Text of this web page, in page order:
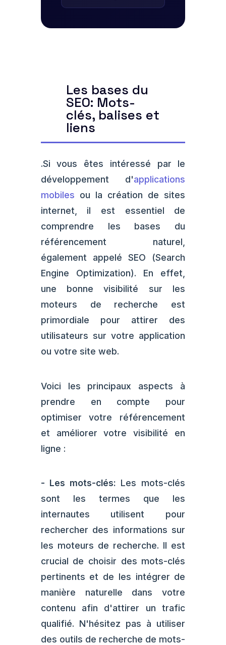
Les bases du
SEO: Mots-
clés, balises et
liens
.Si vous êtes intéressé par le
développement d'applications
mobiles ou la création de sites
internet, il est essentiel de
comprendre les bases du
référencement naturel,
également appelé SEO (Search
Engine Optimization). En effet,
une bonne visibilité sur les
moteurs de recherche est
primordiale pour attirer des
utilisateurs sur votre application
ou votre site web.
Voici les principaux aspects à
prendre en compte pour
optimiser votre référencement
et améliorer votre visibilité en
ligne :
- Les mots-clés: Les mots-clés
sont les termes que les
internautes utilisent pour
rechercher des informations sur
les moteurs de recherche. Il est
crucial de choisir des mots-clés
pertinents et de les intégrer de
manière naturelle dans votre
contenu afin d'attirer un trafic
qualifié. N'hésitez pas à utiliser
des outils de recherche de mots-